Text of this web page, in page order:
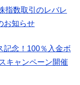
指数取引のレバレ
お知らせ
記念！100％入金ボ
キャンペーン開催